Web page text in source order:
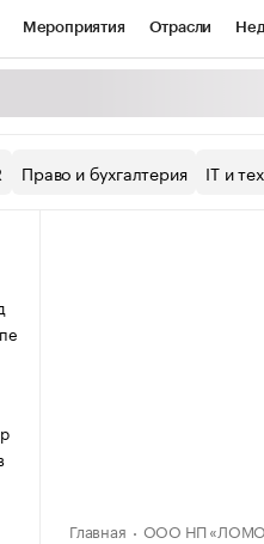
Мероприятия Отрасли
СПб Спецпроекты
Право и бухгалтерия IT и
Главная ООО НП